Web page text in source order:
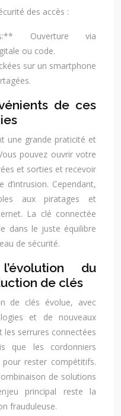
des accès :
Ouverture via
ou code.
sur un smartphone
de ces
une grande praticité et
pouvez ouvrir votre
et sorties et recevoir
Cependant,
aux piratages et
La clé connectée
dans le juste équilibre
de sécurité.
du
de clés
de clés évolue, avec
et de nouveaux
les serrures connectées
que les cordonniers
pour rester compétitifs.
de solutions
principal reste la
frauduleuse.